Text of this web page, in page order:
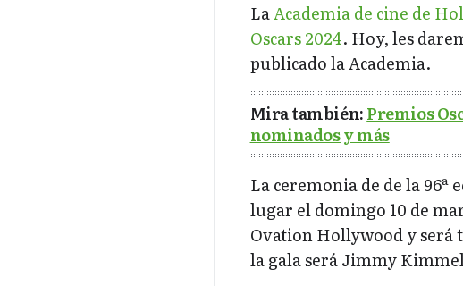
LaAcademia de cine de
Oscars 2024. Hoy, les
publicado la Academia.
Mira también:Premios
nominados y más
La ceremonia de de la 96ª
lugar el domingo 10 de
Ovation Hollywood y será
la gala será Jimmy